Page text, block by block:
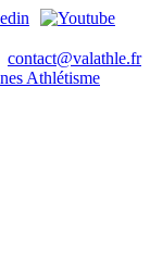
contact@valathle.fr